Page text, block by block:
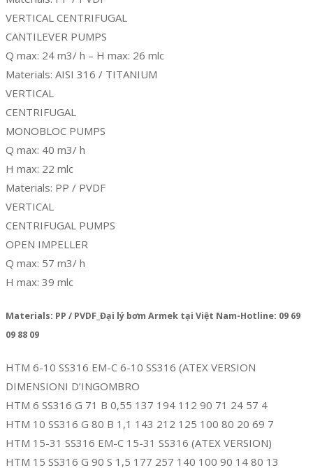
VERTICAL CENTRIFUGAL
CANTILEVER PUMPS
Q max: 24 m3/ h – H max: 26 mlc
Materials: AISI 316 / TITANIUM
VERTICAL
CENTRIFUGAL
MONOBLOC PUMPS
Q max: 40 m3/ h
H max: 22 mlc
Materials: PP / PVDF
VERTICAL
CENTRIFUGAL PUMPS
OPEN IMPELLER
Q max: 57 m3/ h
H max: 39 mlc
Materials: PP / PVDF_Đại lý bơm Armek tại Việt Nam-Hotline: 09 69
09 88 09
HTM 6-10 SS316 EM-C 6-10 SS316 (ATEX VERSION
DIMENSIONI D’INGOMBRO
HTM 6 SS316 G 71 B 0,55 137 194 112 90 71 24 57 4
HTM 10 SS316 G 80 B 1,1 143 212 125 100 80 20 69 7
HTM 15-31 SS316 EM-C 15-31 SS316 (ATEX VERSION)
HTM 15 SS316 G 90 S 1,5 177 257 140 100 90 14 80 13